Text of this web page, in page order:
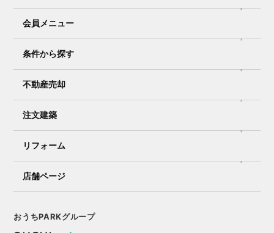
会員メニュー
条件から探す
不動産売却
注文建築
リフォーム
店舗ページ
おうちPARKグループ